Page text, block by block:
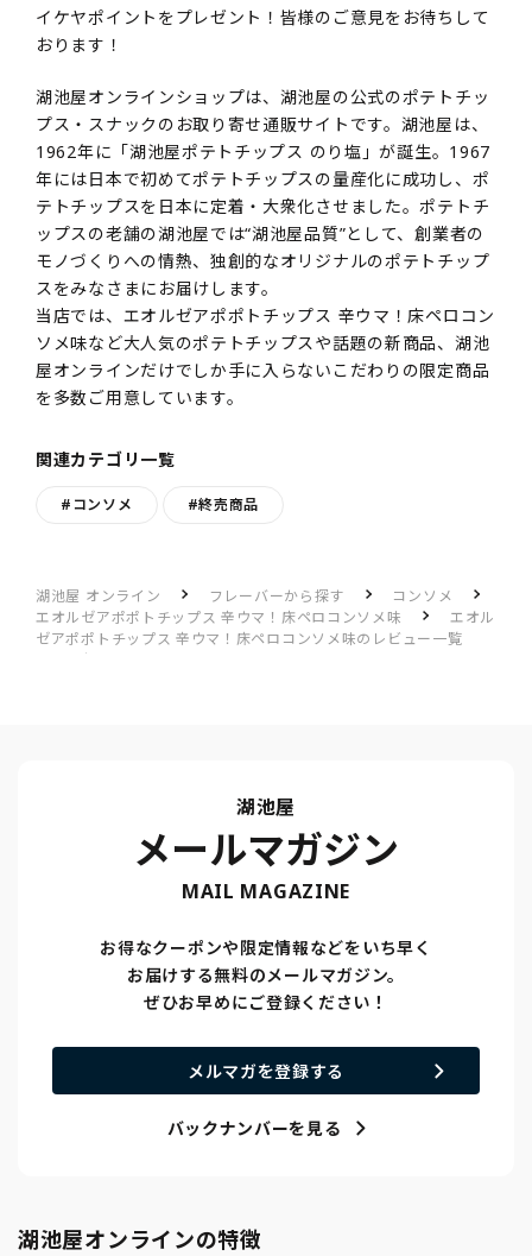
イケヤポイントをプレゼント！皆様のご意見をお待ちして
おります！
湖池屋オンラインショップは、湖池屋の公式のポテトチッ
プス・スナックのお取り寄せ通販サイトです。湖池屋は、
1962年に「湖池屋ポテトチップス のり塩」が誕生。1967
年には日本で初めてポテトチップスの量産化に成功し、ポ
テトチップスを日本に定着・大衆化させました。ポテトチ
ップスの老舗の湖池屋では“湖池屋品質”として、創業者の
モノづくりへの情熱、独創的なオリジナルのポテトチップ
スをみなさまにお届けします。
当店では、エオルゼアポポトチップス 辛ウマ！床ペロコン
ソメ味など大人気のポテトチップスや話題の新商品、湖池
屋オンラインだけでしか手に入らないこだわりの限定商品
を多数ご用意しています。
関連カテゴリ一覧
#コンソメ #終売商品
湖池屋 オンライン フレーバーから探す
コンソメ
エオルゼアポポトチップス 辛ウマ！床ペロコンソメ味
エオル
ゼアポポトチップス 辛ウマ！床ペロコンソメ味のレビュー一覧
辛うま
湖池屋
メールマガジン
MAIL MAGAZINE
お得なクーポンや限定情報などをいち早く
お届けする無料のメールマガジン。
ぜひお早めにご登録ください！
メルマガを登録する
バックナンバーを見る
湖池屋オンラインの特徴